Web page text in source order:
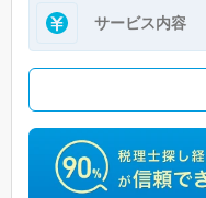
サービス内容